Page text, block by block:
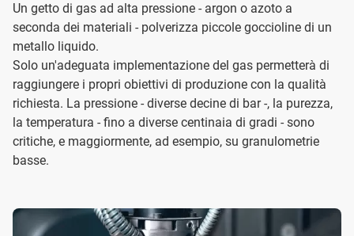
Un getto di gas ad alta pressione - argon o azoto a
seconda dei materiali - polverizza piccole goccioline di un
metallo liquido.
Solo un'adeguata implementazione del gas permetterà di
raggiungere i propri obiettivi di produzione con la qualità
richiesta. La pressione - diverse decine di bar -, la purezza,
la temperatura - fino a diverse centinaia di gradi - sono
critiche, e maggiormente, ad esempio, su granulometrie
basse.